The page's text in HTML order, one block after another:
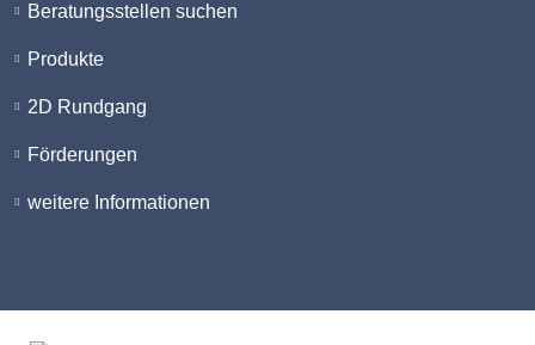
Beratungsstellen suchen
Produkte
2D Rundgang
Förderungen
weitere Informationen